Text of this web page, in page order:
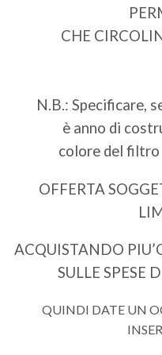
CHE
N.B.: Specificare,
è anno di
colore del filtro
OFFERTA
ACQUISTANDO
SULLE SPESE
QUINDI DATE UN